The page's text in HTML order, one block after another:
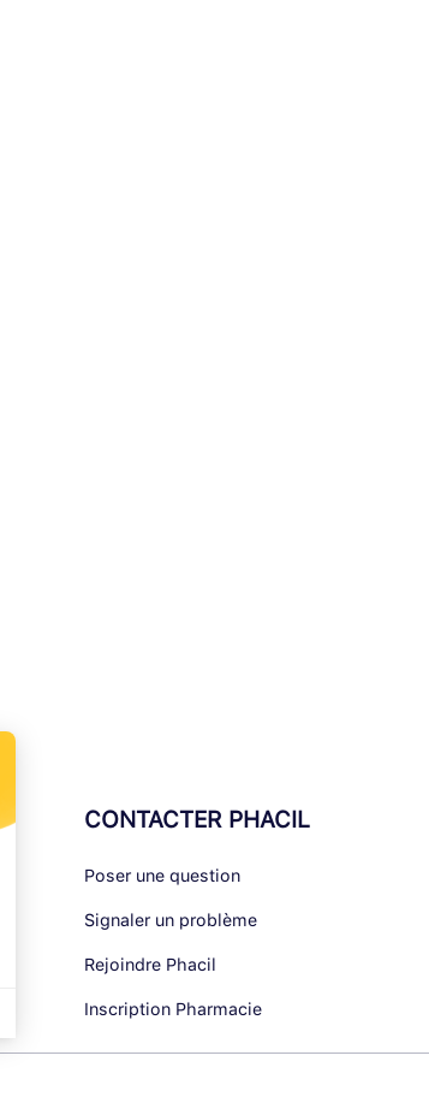
CONTACTER PHACIL
Poser une question
Signaler un problème
Rejoindre Phacil
Inscription Pharmacie
vos Options